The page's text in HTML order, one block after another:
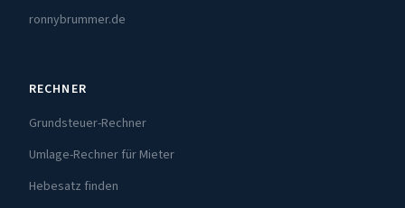
ronnybrummer.de
RECHNER
Grundsteuer-Rechner
Umlage-Rechner für Mieter
Hebesatz finden